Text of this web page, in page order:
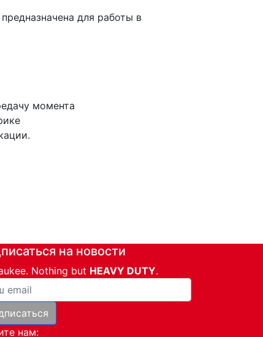
для работы в
момента
на новости
Nothing but HEAVY DUTY.
почта
нам: